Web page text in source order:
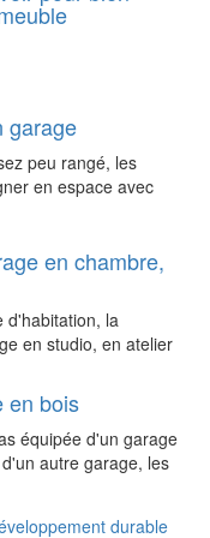
garage
peu rangé, les
en espace avec
en chambre,
d'habitation, la
en studio, en atelier
en bois
équipée d'un garage
autre garage, les
durable